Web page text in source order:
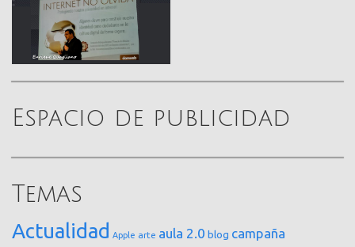
Espacio de publicidad
Temas
Actualidad Apple arte aula 2.0 blog campaña